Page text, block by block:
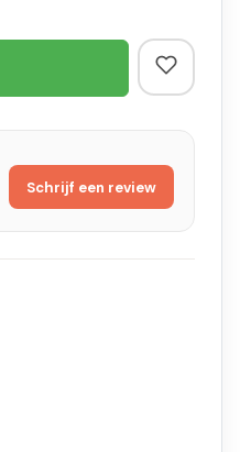
Schrijf een review